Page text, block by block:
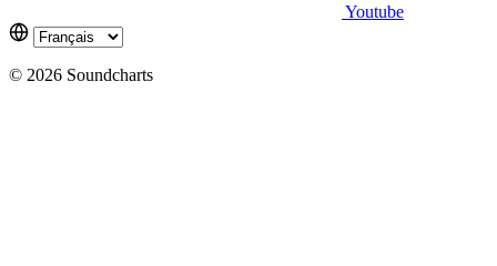
Youtube
© 2026 Soundcharts